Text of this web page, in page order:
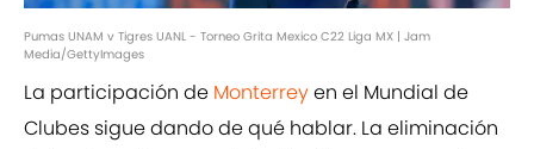
Pumas UNAM v Tigres UANL - Torneo Grita Mexico C22 Liga MX | Jam
Media/GettyImages
La participación de Monterreyen el Mundial de
Clubes sigue dando de qué hablar. La eliminación